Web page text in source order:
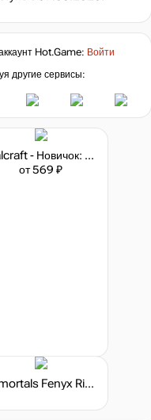
Hot.Game: Войти
другие сервисы:
Stalcraft - Новичок: Исследователь (перс.)
от 569 ₽
Immortals Fenyx Rising - The Lost Gods